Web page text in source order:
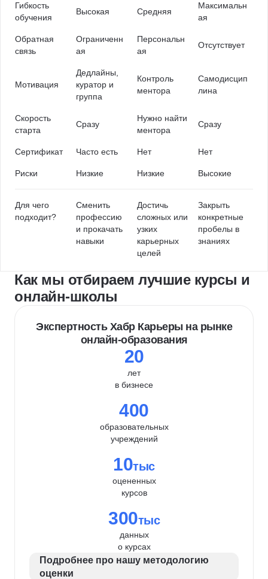
Гибкость
обучения
Высокая Средняя
Максимальн
ая
Обратная
связь
Ограниченн
ая
Персональн
ая
Отсутствует
Мотивация
Дедлайны,
куратор и
группа
Контроль
ментора
Самодисцип
лина
Скорость
старта
Сразу
Нужно найти
ментора
Сразу
Сертификат Часто есть Нет Нет
Риски Низкие Низкие Высокие
Для чего
подходит?
Сменить
профессию
и прокачать
навыки
Достичь
сложных или
узких
карьерных
целей
Закрыть
конкретные
пробелы в
знаниях
Как мы отбираем лучшие курсы и
онлайн-школы
Экспертность Хабр Карьеры на рынке
онлайн-образования
20
лет
в бизнесе
400
образовательных
учреждений
10тыс
оцененных
курсов
300тыс
данных
о курсах
Подробнее про нашу методологию
оценки